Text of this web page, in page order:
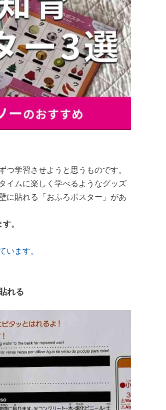
学習させようと思うものです。
イムに楽しく学べるようなグッズ
に貼れる「おふろポスター」があ
。
います。
れる